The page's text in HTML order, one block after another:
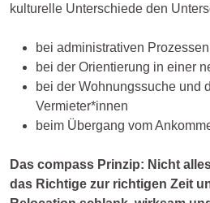
kulturelle Unterschiede den
bei administrativen Prozessen
bei der Orientierung in einer
bei der Wohnungssuche und
Vermieter*innen
beim Übergang vom
Das compass Prinzip: Nicht
das Richtige zur richtigen Zeit